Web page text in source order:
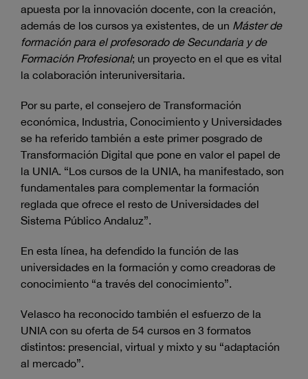
apuesta por la innovación docente, con la creación,
además de los cursos ya existentes, de un Máster de
formación para el profesorado de Secundaria y de
Formación Profesional; un proyecto en el que es vital
la colaboración interuniversitaria.
Por su parte, el consejero de Transformación
económica, Industria, Conocimiento y Universidades
se ha referido también a este primer posgrado de
Transformación Digital que pone en valor el papel de
la UNIA. “Los cursos de la UNIA, ha manifestado, son
fundamentales para complementar la formación
reglada que ofrece el resto de Universidades del
Sistema Público Andaluz”.
En esta línea, ha defendido la función de las
universidades en la formación y como creadoras de
conocimiento “a través del conocimiento”.
Velasco ha reconocido también el esfuerzo de la
UNIA con su oferta de 54 cursos en 3 formatos
distintos: presencial, virtual y mixto y su “adaptación
al mercado”.